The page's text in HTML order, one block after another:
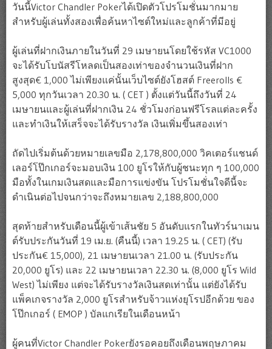
วันนี้Victor Chandler Pokerได้เปิดตัวโปรโมชั่นมากมาย
สำหรับผู้เล่นทั้งสองเพื่อค้นหาไซต์ใหม่และลูกค้าที่มีอยู่
ผู้เล่นที่ฝากเงินภายในวันที่ 29 เมษายนโดยใช้รหัส VC1000
จะได้รับโบนัสรีโหลดเป็นสองเท่าของจำนวนเงินที่ฝาก
สูงสุด€ 1,000 ไม่เพียงแค่นั้นเว็บไซต์ยังโฮสต์ Freerolls €
5,000 ทุกวันเวลา 20.30 น. ( CET ) ตั้งแต่วันนี้ถึงวันที่ 24
เมษายนและผู้เล่นที่ฝากเงิน 24 ชั่วโมงก่อนฟรีโรลแต่ละครั้ง
และทำเงินให้เสร็จจะได้รับรางวัล เงินเพิ่มขึ้นสองเท่า
ถัดไปเริ่มต้นด้วยหมายเลขมือ 2,178,800,000 วิคเตอร์แชนด์
เลอร์โป๊กเกอร์จะมอบเงิน 100 ยูโรให้กับผู้ชนะทุก ๆ 100,000
มือทั้งในเกมเงินสดและมือการแข่งขัน โปรโมชั่นใจดีนี้จะ
ดำเนินต่อไปจนกว่าจะถึงหมายเลข 2,188,800,000
สุดท้ายสำหรับเดือนนี้ผู้เข้าเส้นชัย 5 อันดับแรกในทัวร์นาเมน
ต์รับประกันวันที่ 19 เม.ย. (คืนนี้) เวลา 19.25 น. ( CET) (รับ
ประกัน€ 15,000), 21 เมษายนเวลา 21.00 น. (รับประกัน
20,000 ยูโร) และ 22 เมษายนเวลา 22.30 น. (8,000 ยูโร Wild
West) ไม่เพียง แต่จะได้รับรางวัลเงินสดเท่านั้น แต่ยังได้รับ
แพ็คเกจรางวัล 2,000 ยูโรสำหรับจ้าวแห่งยุโรปอีกด้วย ของ
โป๊กเกอร์ ( EMOP ) บัลแกเรียในเดือนหน้า
ผู้คนที่Victor Chandler Pokerยังรอคอยถึงเดือนพฤษภาคม